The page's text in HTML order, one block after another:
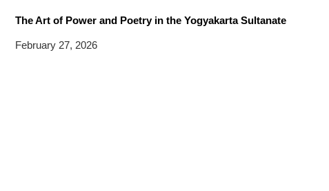
The Art of Power and Poetry in the Yogyakarta Sultanate
February 27, 2026